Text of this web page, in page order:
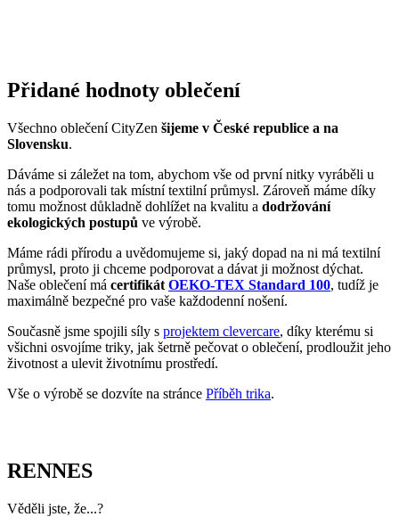
Přidané hodnoty oblečení
Všechno oblečení CityZen šijeme v České republice a na
Slovensku.
Dáváme si záležet na tom, abychom vše od první nitky vyráběli u
nás a podporovali tak místní textilní průmysl. Zároveň máme díky
tomu možnost důkladně dohlížet na kvalitu a dodržování
ekologických postupů ve výrobě.
Máme rádi přírodu a uvědomujeme si, jaký dopad na ni má textilní
průmysl, proto ji chceme podporovat a dávat ji možnost dýchat.
Naše oblečení má certifikát OEKO-TEX Standard 100, tudíž je
maximálně bezpečné pro vaše každodenní nošení.
Současně jsme spojili síly s projektem clevercare, díky kterému si
všichni osvojíme triky, jak šetrně pečovat o oblečení, prodloužit jeho
životnost a ulevit životnímu prostředí.
Vše o výrobě se dozvíte na stránce Příběh trika.
RENNES
Věděli jste, že...?